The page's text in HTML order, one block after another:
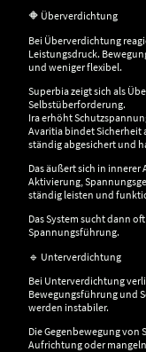
🔶 Überverdichtung
Bei Überverdichtung
Leistungsdruck.
und weniger flexibel.
Superbia zeigt sich als
Selbstüberforderung.
Ira erhöht
Avaritia bindet Sicherheit
ständig abgesichert und
Das äußert sich in
Aktivierung,
ständig leisten und
Das System sucht dann
Spannungsführung.
🔹 Unterverdichtung
Bei Unterverdichtung
Bewegungsführung und
werden instabiler.
Die Gegenbewegung von
Aufrichtung oder